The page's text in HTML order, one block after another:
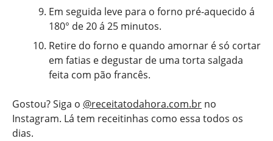
Em seguida leve para o forno pré-aquecido á
180° de 20 á 25 minutos.
Retire do forno e quando amornar é só cortar
em fatias e degustar de uma torta salgada
feita com pão francês.
Gostou? Siga o @receitatodahora.com.br no
Instagram. Lá tem receitinhas como essa todos os
dias.